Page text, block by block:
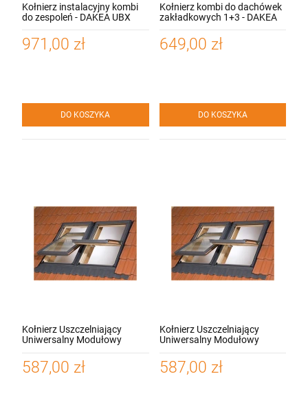
Kołnierz instalacyjny kombi
do zespoleń - DAKEA UBX
971,00 zł
DO KOSZYKA
Kołnierz kombi do dachówek
zakładkowych 1+3 - DAKEA
FCX
649,00 zł
DO KOSZYKA
Kołnierz Uszczelniający
Uniwersalny Modułowy
587,00 zł
Kołnierz Uszczelniający
Uniwersalny Modułowy
587,00 zł